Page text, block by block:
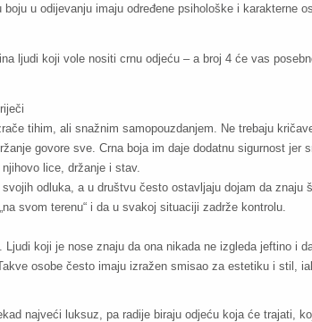
u odijevanju imaju određene psihološke i karakterne
ljudi koji vole nositi crnu odjeću – a broj 4 će vas
tihim, ali snažnim samopouzdanjem. Ne trebaju
govore sve. Crna boja im daje dodatnu sigurnost jer
lice, držanje i stav.
odluka, a u društvu često ostavljaju dojam da znaju
svom terenu“ i da u svakoj situaciji zadrže kontrolu.
Ljudi koji je nose znaju da ona nikada ne izgleda jeftino i
osobe često imaju izražen smisao za estetiku i stil,
najveći luksuz, pa radije biraju odjeću koja će trajati,